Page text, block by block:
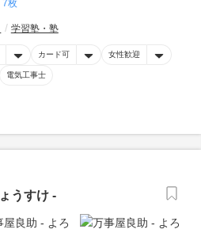
7枚
学習塾・塾
カード可 女性歓迎
電気工事士
うすけ -